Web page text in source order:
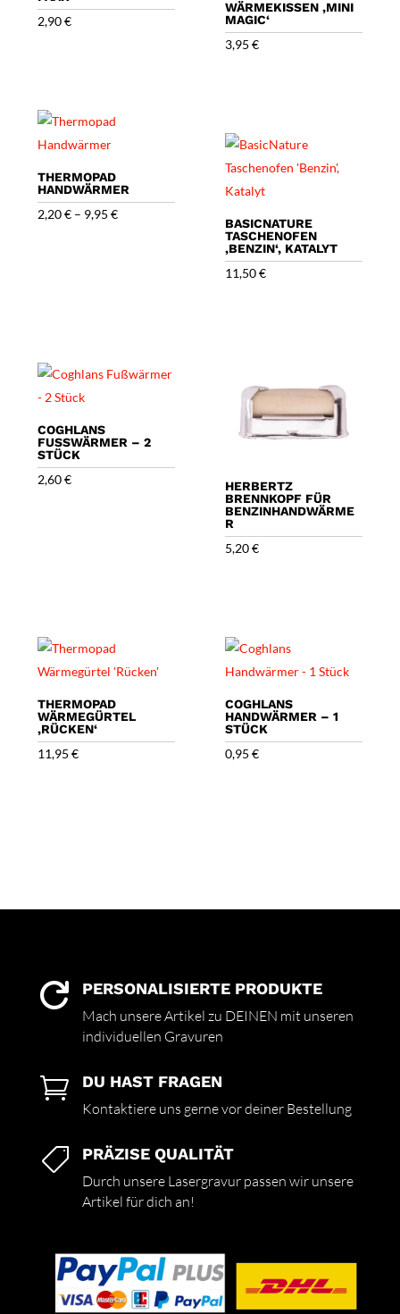
2,90€
WÄRMEKISSEN ‚MINI
MAGIC‘
3,95€
THERMOPAD
HANDWÄRMER
2,20€ – 9,95€
BASICNATURE
TASCHENOFEN
‚BENZIN‘, KATALYT
11,50€
COGHLANS
FUSSWÄRMER – 2 S
TÜCK
2,60€
HERBERTZ
BRENNKOPF FÜR
BENZINHANDWÄRME
R
5,20€
THERMOPAD
WÄRMEGÜRTEL
‚RÜCKEN‘
11,95€
COGHLANS
HANDWÄRMER – 1
STÜCK
0,95€
 PERSONALISIERTE PRODUKTE
Mach unsere Artikel zu DEINEN mit unseren
individuellen Gravuren
 DU HAST FRAGEN
Kontaktiere uns gerne vor deiner Bestellung
 PRÄZISE QUALITÄT
Durch unsere Lasergravur passen wir unsere
Artikel für dich an!